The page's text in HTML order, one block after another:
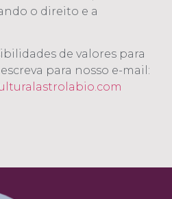
o direito e a
de valores para
para nosso e-mail: